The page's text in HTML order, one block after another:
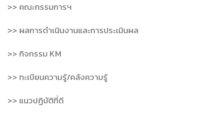
>> คณะกรรมการฯ
>> ผลการดำเนินงานและการประเมินผล
>> กิจกรรม KM
>> ทะเบียนความรู้/คลังความรู้
>> แนวปฏิบัติที่ดี